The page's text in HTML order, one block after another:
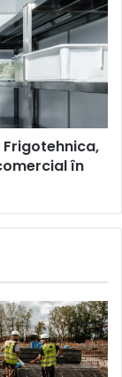
în